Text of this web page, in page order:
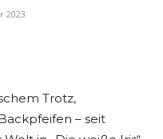
2023
Trotz,
– seit